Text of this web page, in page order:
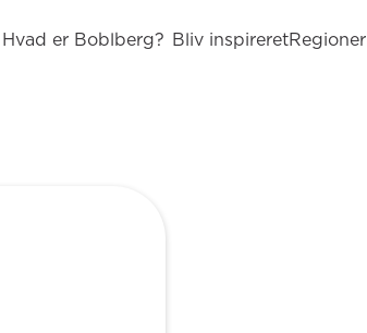
Hvad er Boblberg? Bliv inspireretRegioner